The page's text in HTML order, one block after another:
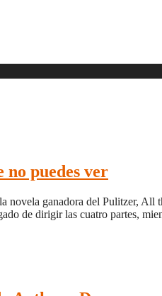
puedes ver
novela ganadora del Pulitzer,
de dirigir las cuatro partes,